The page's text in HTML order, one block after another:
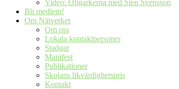
Video: Oligarkerna med Sten Svensson
Bli medlem!
Om Nätverket
Om oss
Lokala kontaktpersoner
Stadgar
Manifest
Publikationer
Skolans likvärdighetspris
Kontakt